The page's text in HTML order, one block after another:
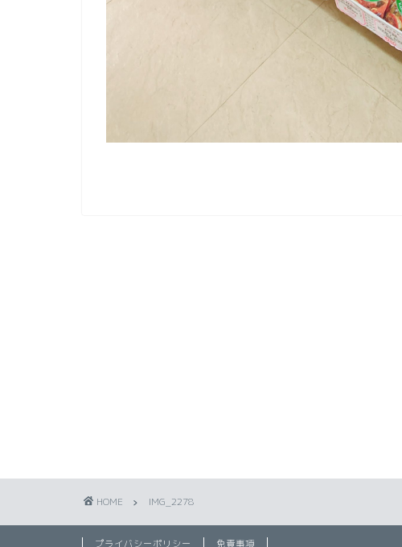
HOME IMG_2278
プライバシーポリシー 免責事項